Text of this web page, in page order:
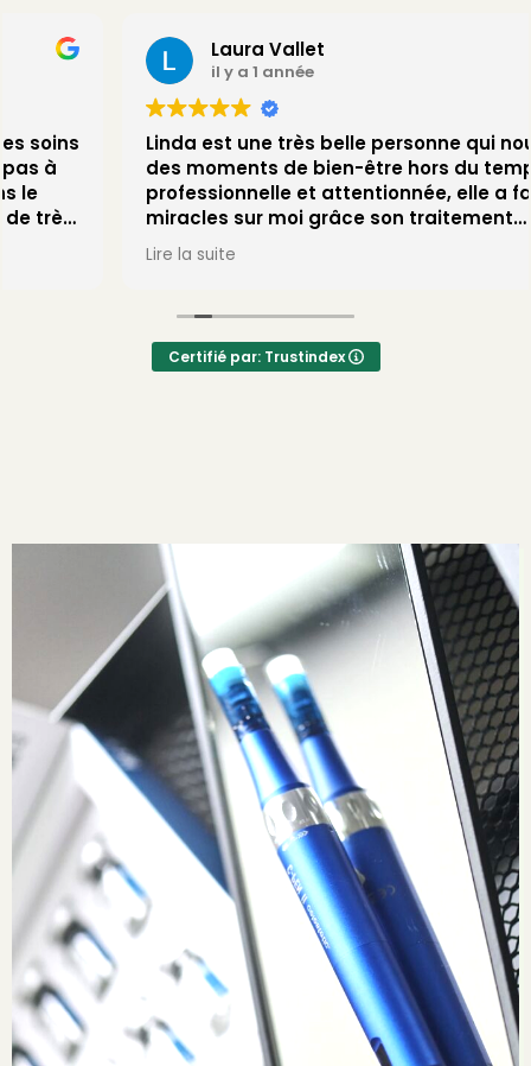
Laura Vallet
il y a 1 année
Linda est une très belle personne qui nous offre
des moments de bien-être hors du temps. Très
professionnelle et attentionnée, elle a fait des
miracles sur moi grâce son traitement
microneedling me permettant de retrouver une
vraie masse capillaire, chose que j’avais perdue
traitement ne fonctionnait.
Une vraie découverte qui m’a permis de
retrouver une sérénité et de la confiance ….une
Certifié par: Trustindex